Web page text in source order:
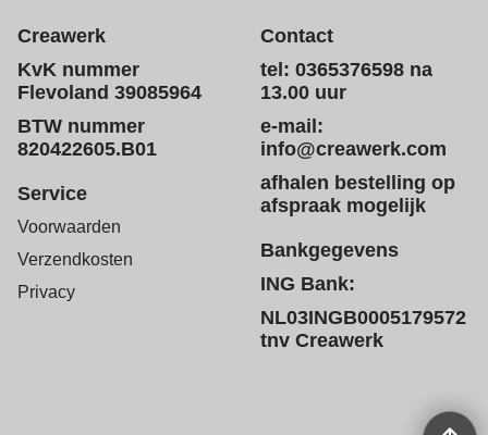
Creawerk
KvK nummer
Flevoland 39085964
BTW nummer
820422605.B01
Contact
tel: 0365376598 na
13.00 uur
e-mail:
info@creawerk.com
afhalen bestelling op
afspraak mogelijk
Service
Voorwaarden
Verzendkosten
Privacy
Bankgegevens
ING Bank:
NL03INGB0005179572
tnv Creawerk